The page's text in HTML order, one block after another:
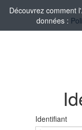
Découvrez comment
données :
Identifiant